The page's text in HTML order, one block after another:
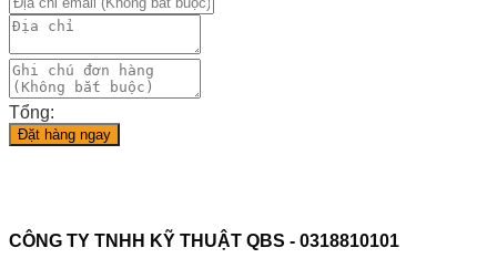
Tổng:
Đặt hàng ngay
CÔNG TY TNHH KỸ THUẬT QBS - 0318810101